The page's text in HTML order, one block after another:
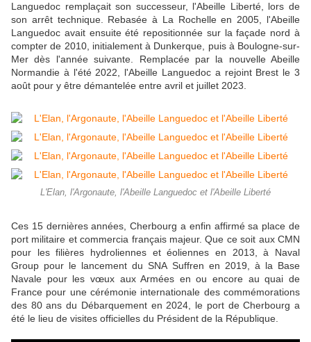
Languedoc remplaçait son successeur, l'Abeille Liberté, lors de
son arrêt technique. Rebasée à La Rochelle en 2005, l'Abeille
Languedoc avait ensuite été repositionnée sur la façade nord à
compter de 2010, initialement à Dunkerque, puis à Boulogne-sur-
Mer dès l'année suivante. Remplacée par la nouvelle Abeille
Normandie à l'été 2022, l'Abeille Languedoc a rejoint Brest le 3
août pour y être démantelée entre avril et juillet 2023.
L'Elan, l'Argonaute, l'Abeille Languedoc et l'Abeille Liberté
Ces 15 dernières années, Cherbourg a enfin affirmé sa place de
port militaire et commercia français majeur. Que ce soit aux CMN
pour les filières hydroliennes et éoliennes en 2013, à Naval
Group pour le lancement du SNA Suffren en 2019, à la Base
Navale pour les vœux aux Armées en ou encore au quai de
France pour une cérémonie internationale des commémorations
des 80 ans du Débarquement en 2024, le port de Cherbourg a
été le lieu de visites officielles du Président de la République.